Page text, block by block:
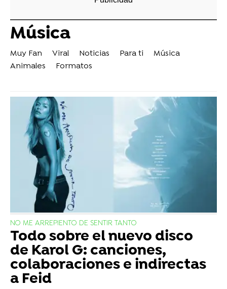
Música
Muy Fan Viral Noticias Para ti
Música
Animales
Formatos
NO ME ARREPIENTO DE SENTIR TANTO
Todo sobre el nuevo disco
de Karol G: canciones,
colaboraciones e indirectas
a Feid